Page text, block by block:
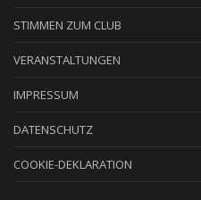
STIMMEN ZUM CLUB
VERANSTALTUNGEN
IMPRESSUM
DATENSCHUTZ
COOKIE-DEKLARATION